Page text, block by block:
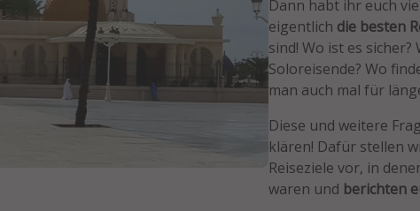
Dann habt ihr euch
eigentlich die besten
sind! Wo ist es
Soloreisende? Wo
man auch mal für
Diese und weitere
klären! Dafür stellen
Reiseziele vor, in
waren und berichten